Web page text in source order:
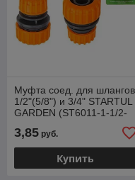
Муфта соед. для шлангов
1/2"(5/8") и 3/4" STARTUL
GARDEN (ST6011-1-1/2-
3,85 руб.
Купить